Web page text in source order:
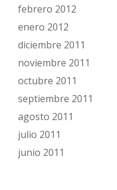
febrero 2012
enero 2012
diciembre 2011
noviembre 2011
octubre 2011
septiembre 2011
agosto 2011
julio 2011
junio 2011